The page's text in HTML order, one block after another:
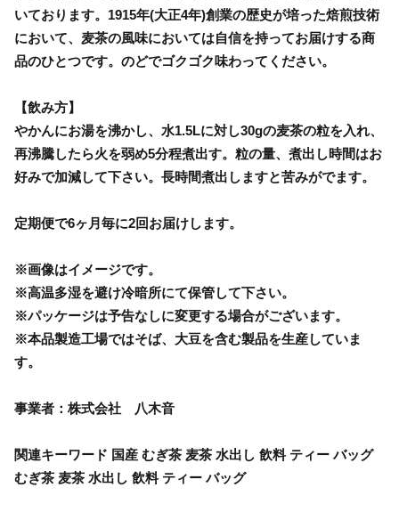
いております。1915年(大正4年)創業の歴史が培った焙煎技術
において、麦茶の風味においては自信を持ってお届けする商
品のひとつです。のどでゴクゴク味わってください。
【飲み方】
やかんにお湯を沸かし、水1.5Lに対し30gの麦茶の粒を入れ、
再沸騰したら火を弱め5分程煮出す。粒の量、煮出し時間はお
好みで加減して下さい。長時間煮出しますと苦みがでます。
定期便で6ヶ月毎に2回お届けします。
※画像はイメージです。
※高温多湿を避け冷暗所にて保管して下さい。
※パッケージは予告なしに変更する場合がございます。
※本品製造工場ではそば、大豆を含む製品を生産していま
す。
事業者：株式会社 八木音
関連キーワード 国産 むぎ茶 麦茶 水出し 飲料 ティー バッグ
むぎ茶 麦茶 水出し 飲料 ティー バッグ